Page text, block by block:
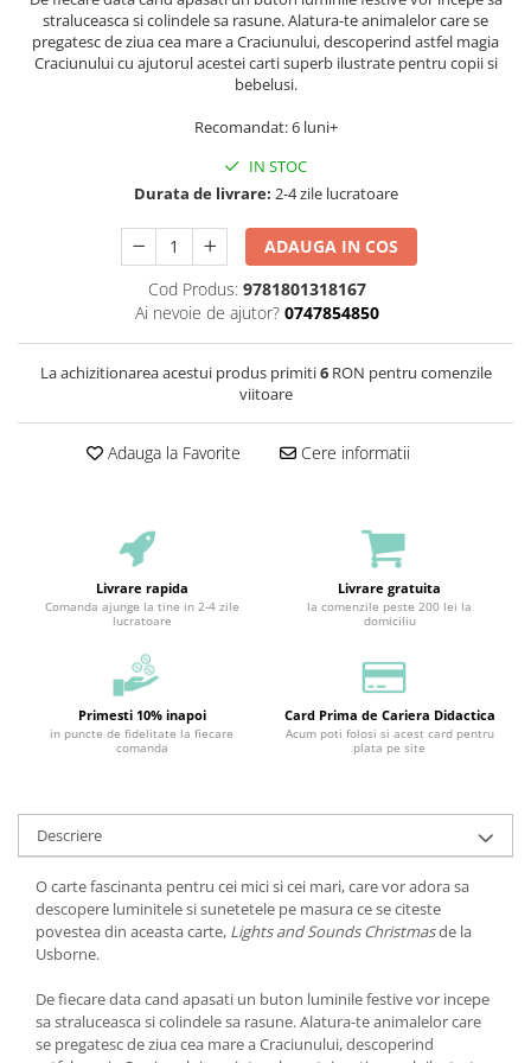
straluceasca si colindele sa rasune. Alatura-te animalelor care se
pregatesc de ziua cea mare a Craciunului, descoperind astfel magia
Craciunului cu ajutorul acestei carti superb ilustrate pentru copii si
bebelusi.
Recomandat: 6 luni+
IN STOC
Durata de livrare: 2-4 zile lucratoare
ADAUGA IN COS
Cod Produs: 9781801318167
Ai nevoie de ajutor? 0747854850
La achizitionarea acestui produs primiti6RON pentru comenzile
viitoare
Adauga la Favorite Cere informatii
Livrare rapida
Comanda ajunge la tine in 2-4 zile
lucratoare
Livrare gratuita
la comenzile peste 200 lei la
domiciliu
Primesti 10% inapoi
in puncte de fidelitate la fiecare
comanda
Card Prima de Cariera Didactica
Acum poti folosi si acest card pentru
plata pe site
Descriere
O carte fascinanta pentru cei mici si cei mari, care vor adora sa
descopere luminitele si sunetetele pe masura ce se citeste
povestea din aceasta carte, Lights and Sounds Christmasde la
Usborne.
De fiecare data cand apasati un buton luminile festive vor incepe
sa straluceasca si colindele sa rasune. Alatura-te animalelor care
se pregatesc de ziua cea mare a Craciunului, descoperind